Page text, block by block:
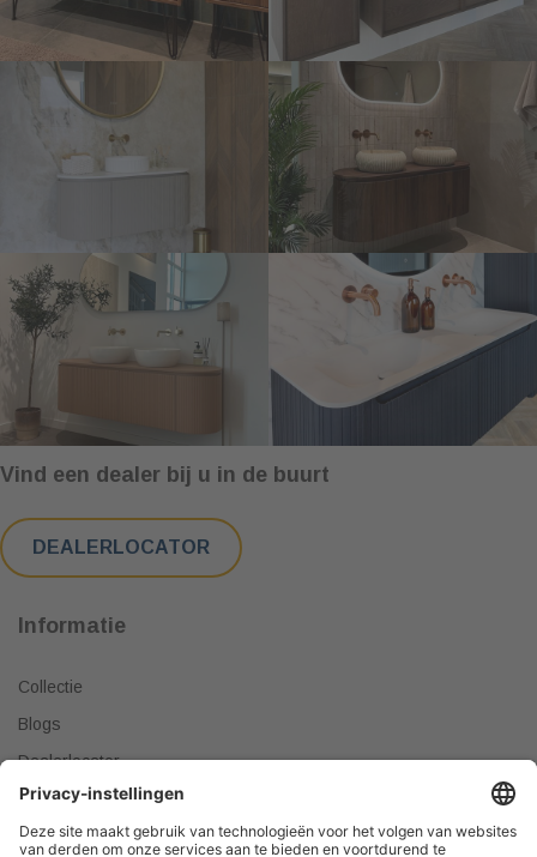
Vind een dealer bij u in de buurt
DEALERLOCATOR
Informatie
Collectie
Blogs
Dealerlocator
Dealer worden
Meest gestelde vragen